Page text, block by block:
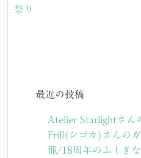
祭り
最近の投稿
Atelier Starlightさん
Frill(シゴカ)さんの
龍/18周年のふしぎ